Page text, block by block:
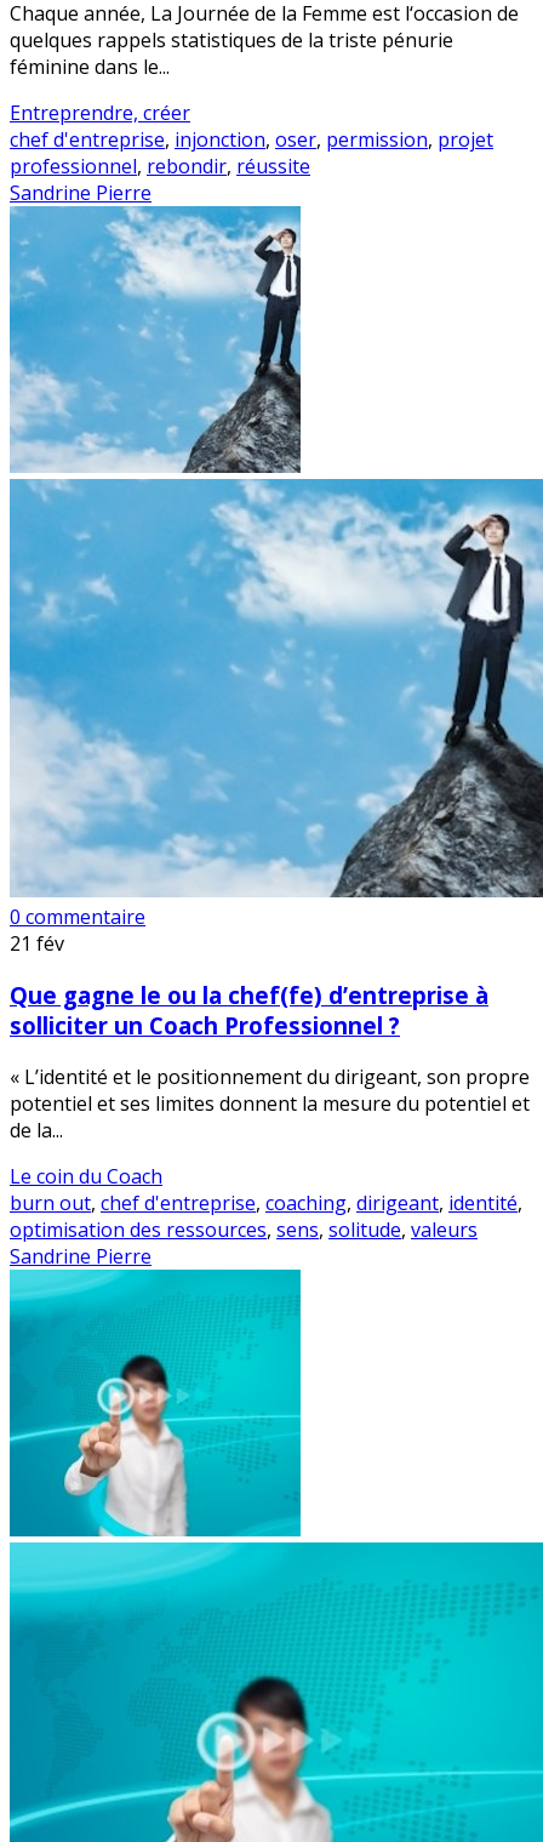
Chaque année, La Journée de la Femme est l‘occasion de
quelques rappels statistiques de la triste pénurie
féminine dans le...
Entreprendre, créer
chef d'entreprise, injonction, oser, permission, projet
professionnel, rebondir, réussite
Sandrine Pierre
0 commentaire
21 fév
Que gagne le ou la chef(fe) d’entreprise à
solliciter un Coach Professionnel ?
« L’identité et le positionnement du dirigeant, son propre
potentiel et ses limites donnent la mesure du potentiel et
de la...
Le coin du Coach
burn out, chef d'entreprise, coaching, dirigeant, identité,
optimisation des ressources, sens, solitude, valeurs
Sandrine Pierre